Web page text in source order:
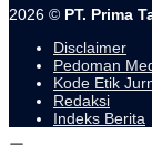
2026 © PT. Prima
Disclaimer
Pedoman
Kode Etik
Redaksi
Indeks Berita